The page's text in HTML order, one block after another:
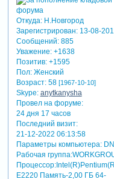
Откуда:Н.Новгород
Зарегистрирован: 13-08-
Сообщений:885
Уважение: +1638
Позитив: +1595
Пол:Женский
Возраст:58 [1967-10-10]
Skype: anytkanysha
Провел на форуме:
24 дня 17 часов
Последний визит:
21-12-2022 06:13:58
Параметры компьютера:
Рабочая
E2220 Память-2,00 ГБ 64-